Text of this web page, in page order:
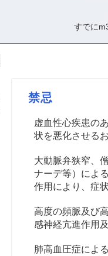
すでに
禁忌
虚血性心疾患の
状を悪化させる
大動脈弁狭窄、
ナーデ等）によ
作用により、症
高度の頻脈及び
感神経亢進作用
肺高血圧症によ